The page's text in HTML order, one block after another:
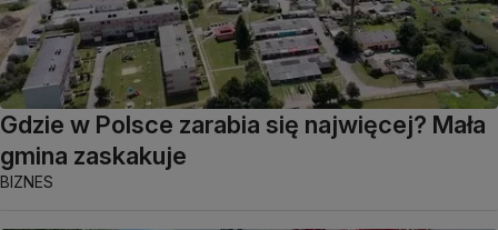
Gdzie w Polsce zarabia się najwięcej? Mała
gmina zaskakuje
BIZNES